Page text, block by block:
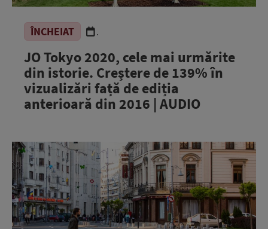
ÎNCHEIAT .
JO Tokyo 2020, cele mai urmărite
din istorie. Creștere de 139% în
vizualizări față de ediția
anterioară din 2016 | AUDIO